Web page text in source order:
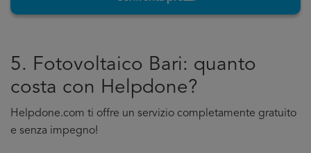
5. Fotovoltaico Bari: quanto
costa con Helpdone?
Helpdone.com ti offre un servizio completamente gratuito
e senza impegno!